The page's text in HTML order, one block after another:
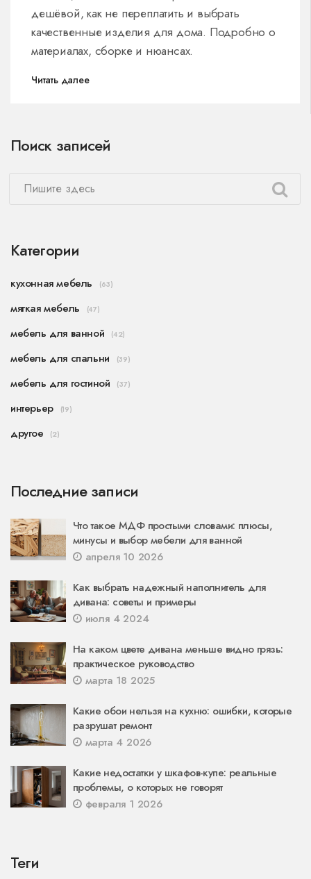
дешёвой, как не переплатить и выбрать
качественные изделия для дома. Подробно о
материалах, сборке и нюансах.
Читать далее
Поиск записей
Категории
кухонная мебель (63)
мягкая мебель (47)
мебель для ванной (42)
мебель для спальни (39)
мебель для гостиной (37)
интерьер (19)
другое (2)
Последние записи
Что такое МДФ простыми словами: плюсы,
минусы и выбор мебели для ванной
апреля 10 2026
Как выбрать надежный наполнитель для
дивана: советы и примеры
июля 4 2024
На каком цвете дивана меньше видно грязь:
практическое руководство
марта 18 2025
Какие обои нельзя на кухню: ошибки, которые
разрушат ремонт
марта 4 2026
Какие недостатки у шкафов-купе: реальные
проблемы, о которых не говорят
февраля 1 2026
Теги